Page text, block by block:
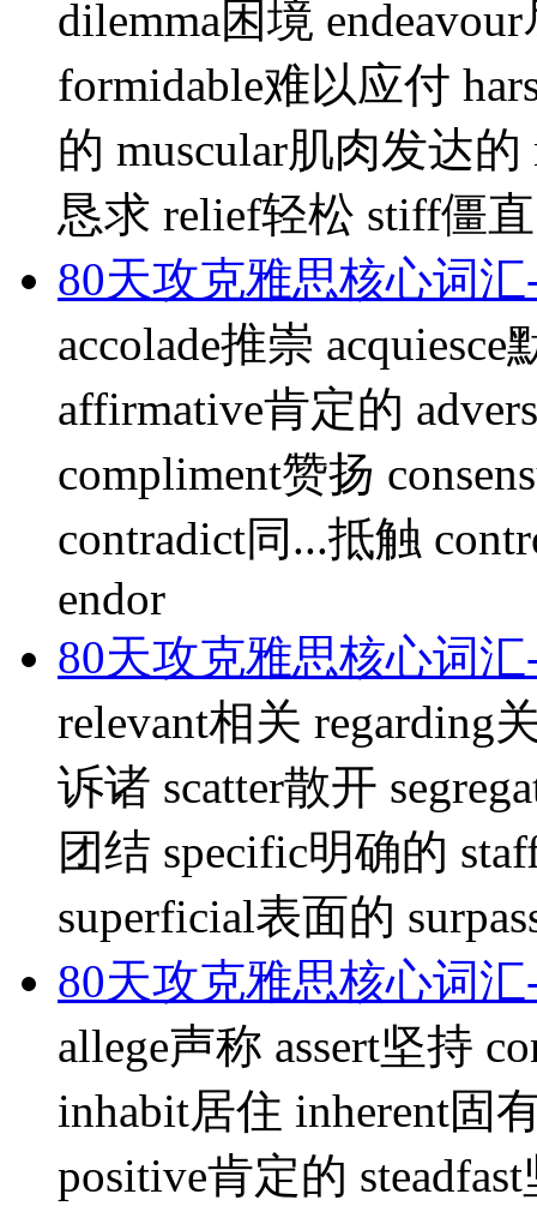
dilemma困境
formidable难以应付
的 muscular肌肉发达的
恳求 relief轻松 stiff僵
80天攻克雅思核心词汇
accolade推崇
affirmative肯定的
compliment赞扬
contradict同...抵触
endor
80天攻克雅思核心词汇
relevant相关 regarding
诉诸 scatter散开
团结 specific明确的
superficial表面的
80天攻克雅思核心词汇
allege声称 assert坚持
inhabit居住 inherent固
positive肯定的